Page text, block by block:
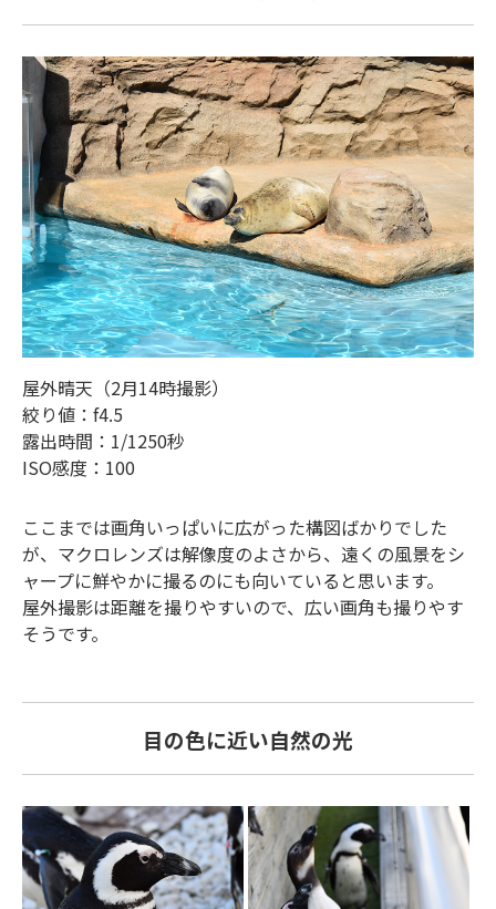
屋外晴天（2月14時撮影）
絞り値：f4.5
露出時間：1/1250秒
ISO感度：100
ここまでは画角いっぱいに広がった構図ばかりでした
が、マクロレンズは解像度のよさから、遠くの風景をシ
ャープに鮮やかに撮るのにも向いていると思います。
屋外撮影は距離を撮りやすいので、広い画角も撮りやす
そうです。
目の色に近い自然の光